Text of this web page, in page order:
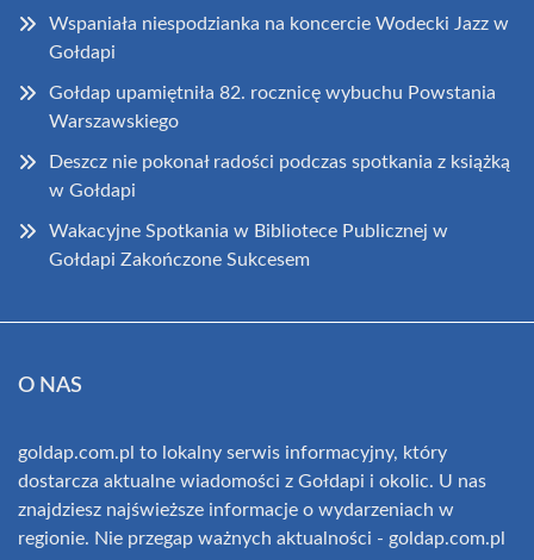
Wspaniała niespodzianka na koncercie Wodecki Jazz w
Gołdapi
Gołdap upamiętniła 82. rocznicę wybuchu Powstania
Warszawskiego
Deszcz nie pokonał radości podczas spotkania z książką
w Gołdapi
Wakacyjne Spotkania w Bibliotece Publicznej w
Gołdapi Zakończone Sukcesem
O NAS
goldap.com.pl to lokalny serwis informacyjny, który
dostarcza aktualne wiadomości z Gołdapi i okolic. U nas
znajdziesz najświeższe informacje o wydarzeniach w
regionie. Nie przegap ważnych aktualności - goldap.com.pl